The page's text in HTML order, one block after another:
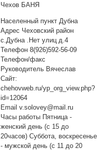
Чехов БАНЯ
Населенный пункт Дубна
Адрес Чеховский район
с.Дубна .Нет улиц д.4
Телефон 8(926)592-56-09
Телефон/факс
Руководитель Вячеслав
Сайт:
chehovweb.ru/yp_org_view.php?
id=12064
Email v.solovey@mail.ru
Часы работы Пятница -
женский день (с 15 до
20часов) Суббота, воскресенье
- мужской день (с 11 до 20